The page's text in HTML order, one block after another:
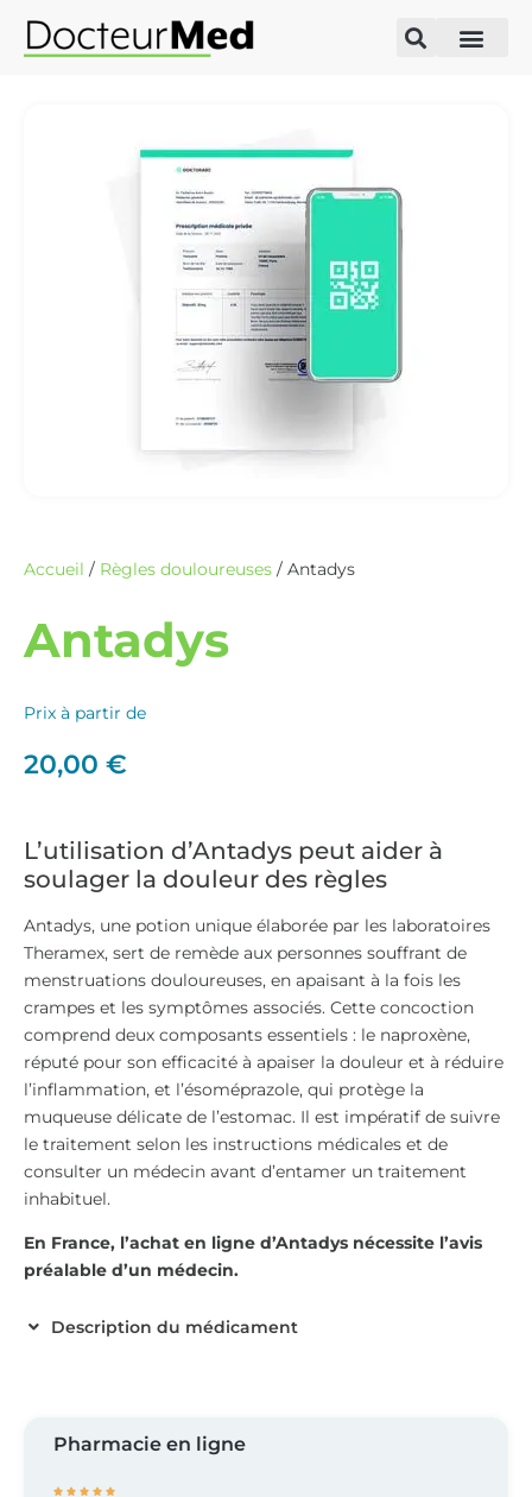
Accueil / Règles douloureuses / Antadys
Antadys
Prix à partir de
20,00 €
L’utilisation d’Antadys peut aider à
soulager la douleur des règles
Antadys, une potion unique élaborée par les laboratoires
Theramex, sert de remède aux personnes souffrant de
menstruations douloureuses, en apaisant à la fois les
crampes et les symptômes associés. Cette concoction
comprend deux composants essentiels : le naproxène,
réputé pour son efficacité à apaiser la douleur et à réduire
l’inflammation, et l’ésoméprazole, qui protège la
muqueuse délicate de l’estomac. Il est impératif de suivre
le traitement selon les instructions médicales et de
consulter un médecin avant d’entamer un traitement
inhabituel.
En France, l’achat en ligne d’Antadys nécessite l’avis
préalable d’un médecin.
Description du médicament
Pharmacie en ligne
    